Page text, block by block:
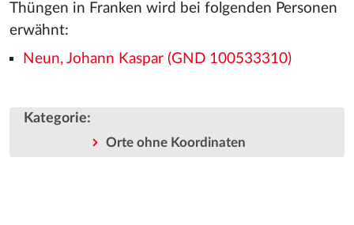
Thüngen in Franken wird bei folgenden Personen
erwähnt:
Neun, Johann Kaspar (GND 100533310)
Kategorie:
Orte ohne Koordinaten